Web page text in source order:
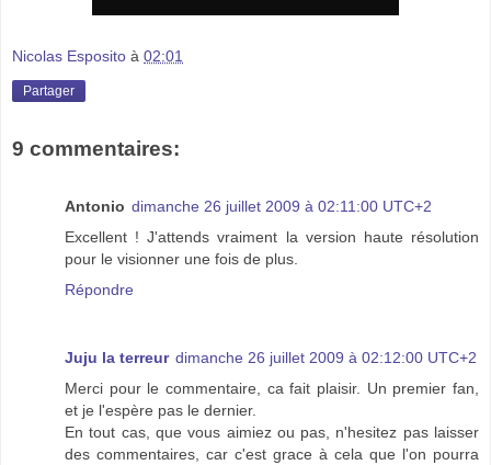
Nicolas Esposito à 02:01
Partager
9 commentaires:
Antonio dimanche 26 juillet 2009 à 02:11:00 UTC+2
Excellent ! J'attends vraiment la version haute résolution
pour le visionner une fois de plus.
Répondre
Juju la terreur dimanche 26 juillet 2009 à 02:12:00 UTC+2
Merci pour le commentaire, ca fait plaisir. Un premier fan,
et je l'espère pas le dernier.
En tout cas, que vous aimiez ou pas, n'hesitez pas laisser
des commentaires, car c'est grace à cela que l'on pourra